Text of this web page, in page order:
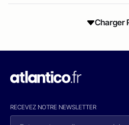
Charger
RECEVEZ NOTRE NEWSLETTER